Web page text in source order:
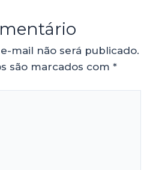
mail não será publicado.
são marcados com *